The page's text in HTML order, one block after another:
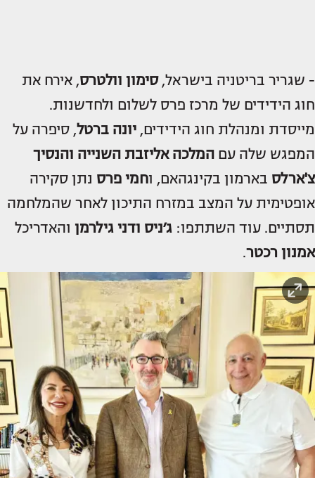
- שגריר בריטניה בישראל,סימון וולטרס, אירח את
חוג הידידים של מרכז פרס לשלום ולחדשנות.
מייסדת ומנהלת חוג הידידים, יונה ברטל, סיפרה על
המפגש שלה עם המלכה אליזבת השנייה והנסיך
צ'ארלס בארמון בקינגהאם, וחמי פרס נתן סקירה
אופטימית על המצב במזרח התיכון לאחר שהמלחמה
תסתיים. עוד השתתפו: ג׳ניס ודני גילרמן והאדריכל
אמנון רכטר.